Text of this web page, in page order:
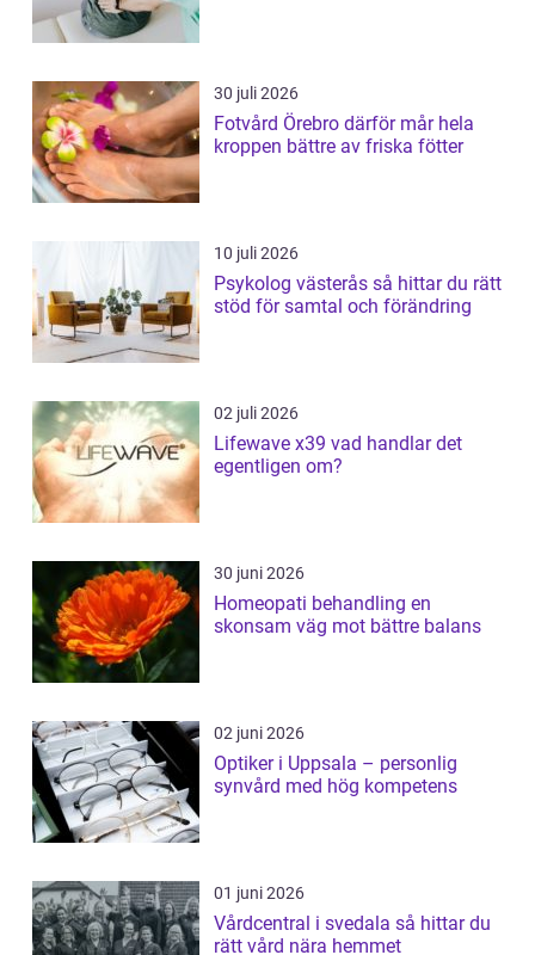
30 juli 2026
Fotvård Örebro därför mår hela
kroppen bättre av friska fötter
10 juli 2026
Psykolog västerås så hittar du rätt
stöd för samtal och förändring
02 juli 2026
Lifewave x39 vad handlar det
egentligen om?
30 juni 2026
Homeopati behandling en
skonsam väg mot bättre balans
02 juni 2026
Optiker i Uppsala – personlig
synvård med hög kompetens
01 juni 2026
Vårdcentral i svedala så hittar du
rätt vård nära hemmet